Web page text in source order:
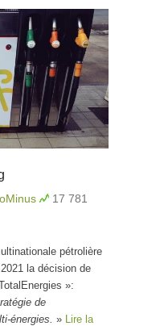
17 781
pétrolière
la décision de
»:
de
énergies.
» Lire la